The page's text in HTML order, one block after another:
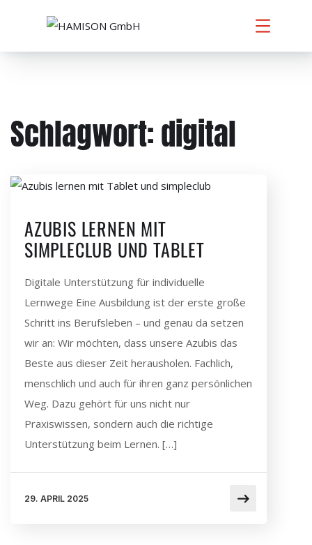
Schlagwort:digital
AZUBIS LERNEN MIT
SIMPLECLUB UND TABLET
Digitale Unterstützung für individuelle
Lernwege Eine Ausbildung ist der erste große
Schritt ins Berufsleben – und genau da setzen
wir an: Wir möchten, dass unsere Azubis das
Beste aus dieser Zeit herausholen. Fachlich,
menschlich und auch für ihren ganz persönlichen
Weg. Dazu gehört für uns nicht nur
Praxiswissen, sondern auch die richtige
Unterstützung beim Lernen. […]
29. APRIL 2025